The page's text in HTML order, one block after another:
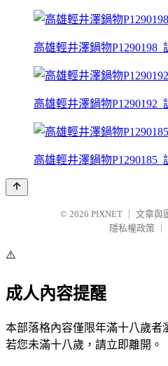
高雄輕井澤鍋物P1290198_
高雄輕井澤鍋物P1290192_
高雄輕井澤鍋物P1290185_
© 2026 PIXNET
文章與
隱私權政策
⚠️
成人內容提醒
本部落格內容僅限年滿十八歲者
若您未滿十八歲，請立即離開。